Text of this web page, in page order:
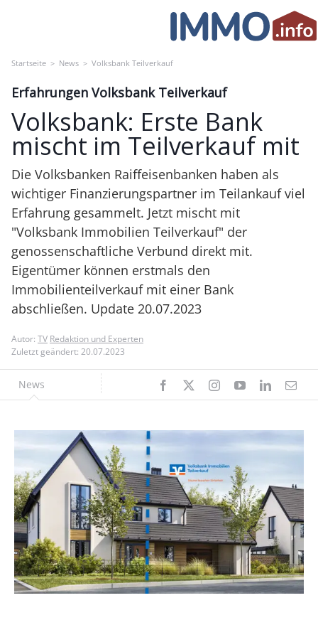
Startseite > News > Volksbank Teilverkauf
Erfahrungen Volksbank Teilverkauf
Volksbank: Erste Bank
mischt im Teilverkauf mit
Die Volksbanken Raiffeisenbanken haben als
wichtiger Finanzierungspartner im Teilankauf viel
Erfahrung gesammelt. Jetzt mischt mit
"Volksbank Immobilien Teilverkauf" der
genossenschaftliche Verbund direkt mit.
Eigentümer können erstmals den
Immobilienteilverkauf mit einer Bank
abschließen. Update 20.07.2023
Autor: TV Redaktion und Experten
Zuletzt geändert: 20.07.2023
News